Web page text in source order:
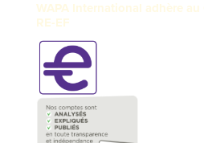
WAPA International adhère
RE-EF